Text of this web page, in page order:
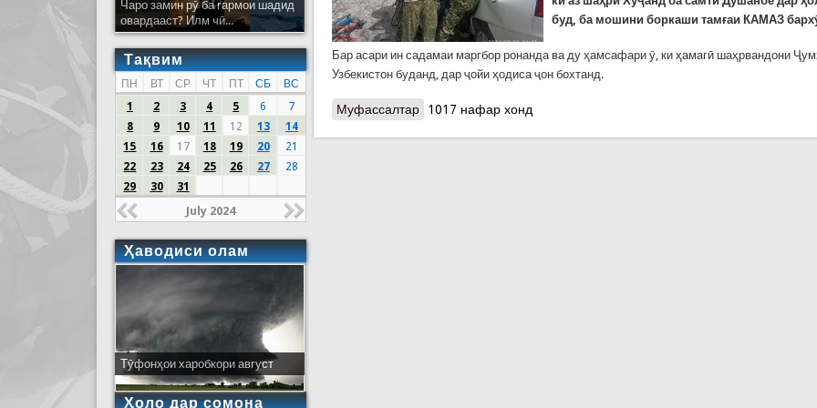
буд, ба мошини боркаши тамғаи КАМАЗ
Бар асари ин садамаи маргбор ронанда ва ду ҳамсафари ӯ, ки ҳамагӣ шаҳрвандони
Узбекистон буданд, дар ҷойи ҳодиса ҷон бохтанд.
Муфассалтар о Ҳалокати 8 нафар дар ду садамаи маргбори мошин. Се
1017 нафар хонд
Чаро замин рӯ ба гармои шадид
овардааст? Илм чӣ...
Тақвим
ПН ВТ СР ЧТ ПТ СБ
ВС
1
2 3 4 5 6
7
8
9 10 11 12 13
14
15
16 17 18 19 20
21
22
23 24 25 26 27
28
29
30 31
July 2024
Ҳаводиси олам
Тӯфонҳои харобкори август
Ҳоло дар сомона